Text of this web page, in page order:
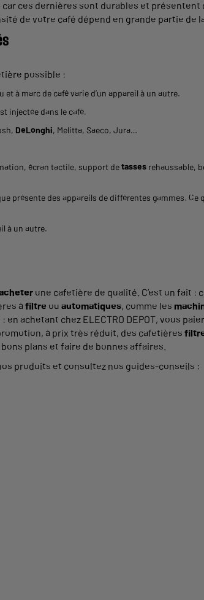
ces dernières sont durables et présentent
de votre café dépend en grande partie de
possible :
et à marc de café varie d’un appareil à un autre.
injectée dans le café.
DeLonghi, Melitta, Saeco, Jura…
écran tactile, support detasses rehaussable,
présente des appareils de différentes gammes. Ce
à un autre.
une cafetière de qualité. C’est un fait
à filtre ou automatiques, comme les
achetant chez ELECTRO DEPOT, vous
à prix très réduit, des cafetières
plans et faire de bonnes affaires.
produits et consultez nos guides-conseils :